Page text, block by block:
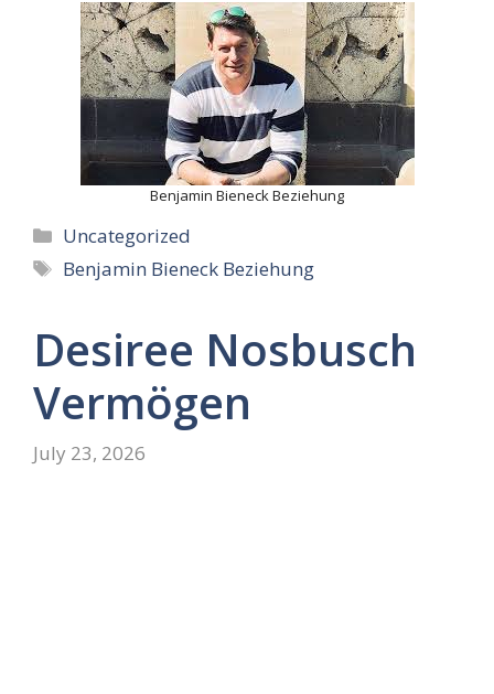
Benjamin Bieneck Beziehung
Categories
Uncategorized
Tags
Benjamin Bieneck Beziehung
Desiree Nosbusch
Vermögen
July 23, 2026